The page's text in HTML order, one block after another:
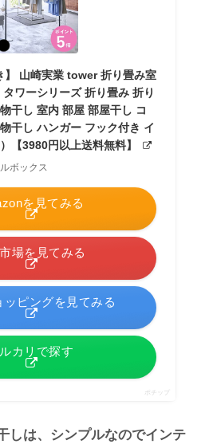
】 山崎実業 tower 折り畳み室
ワーシリーズ 折り畳み 折り
干し 室内 部屋 部屋干し コ
干し ハンガー フック付き イ
【3980円以上送料無料】
ボックス
を見てみる
場を見てみる
ッピングを見てみる
カリで探す
ポチップ
しは、シンプルなのでインテ